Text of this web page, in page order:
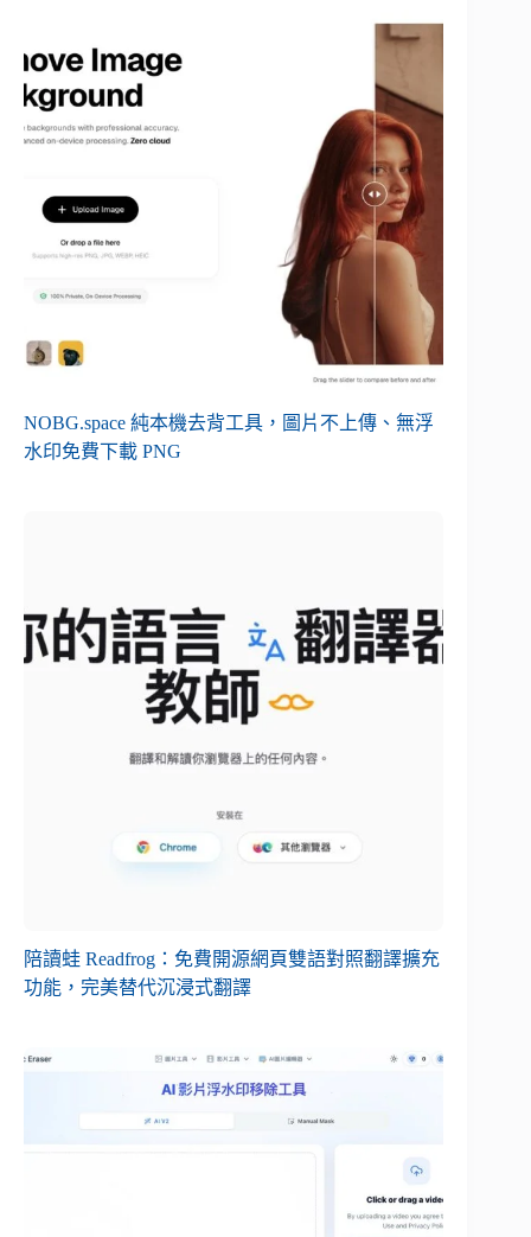
NOBG.space 純本機去背工具，圖片不上傳、無浮
水印免費下載 PNG
陪讀蛙 Readfrog：免費開源網頁雙語對照翻譯擴充
功能，完美替代沉浸式翻譯